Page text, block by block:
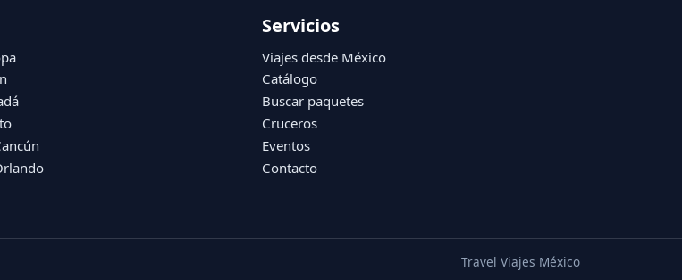
Servicios
Viajes desde México
Catálogo
Buscar paquetes
Cruceros
Eventos
Contacto
Travel Viajes México